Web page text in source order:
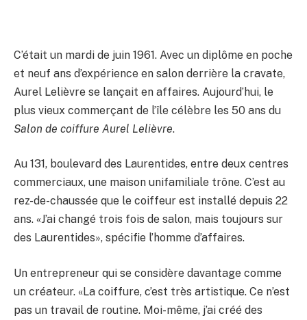
C’était un mardi de juin 1961. Avec un diplôme en poche
et neuf ans d’expérience en salon derrière la cravate,
Aurel Lelièvre se lançait en affaires. Aujourd’hui, le
plus vieux commerçant de l’île célèbre les 50 ans du
Salon de coiffure Aurel Lelièvre.
Au 131, boulevard des Laurentides, entre deux centres
commerciaux, une maison unifamiliale trône. C’est au
rez-de-chaussée que le coiffeur est installé depuis 22
ans. «J’ai changé trois fois de salon, mais toujours sur
des Laurentides», spécifie l’homme d’affaires.
Un entrepreneur qui se considère davantage comme
un créateur. «La coiffure, c’est très artistique. Ce n’est
pas un travail de routine. Moi-même, j’ai créé des